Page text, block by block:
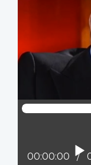
Position
00:00:00